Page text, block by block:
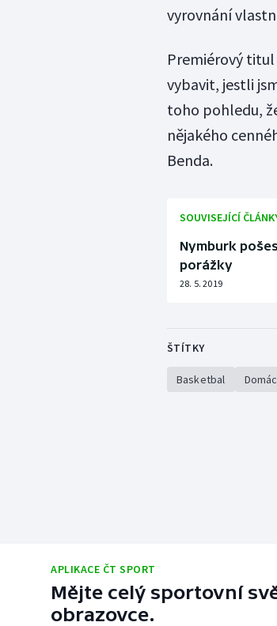
vyrovnání
Premiérový titul
vybavit, jestli
toho pohledu,
nějakého
Benda.
SOUVISEJÍCÍ
Nymburk
porážky
28. 5. 2019
ŠTÍTKY
Basketbal
APLIKACE ČT SPORT
Mějte celý sportovní
obrazovce.